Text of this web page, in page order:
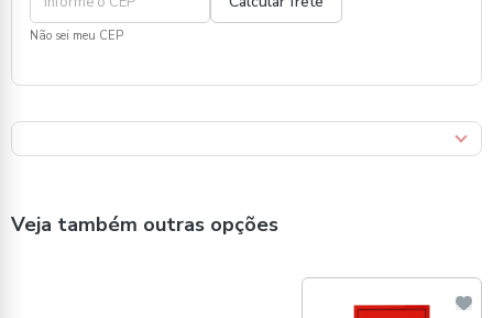
Não sei meu CEP
Veja também outras opções